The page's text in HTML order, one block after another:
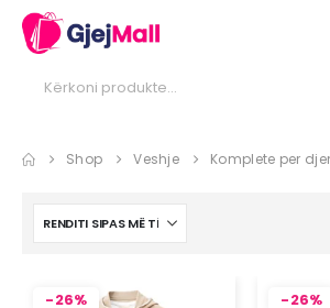
Shop Veshje Komplete per
-26% -26%